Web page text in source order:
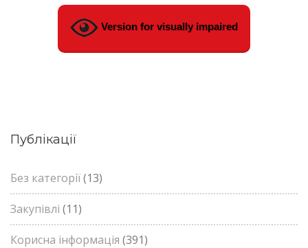
Version for visually impaired
Публікації
Без категорії(13)
Закупівлі (11)
Корисна інформація (391)